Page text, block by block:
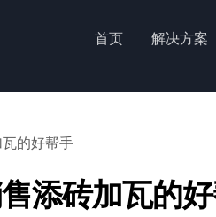
首页 解决方案
的好帮手
添砖加瓦的